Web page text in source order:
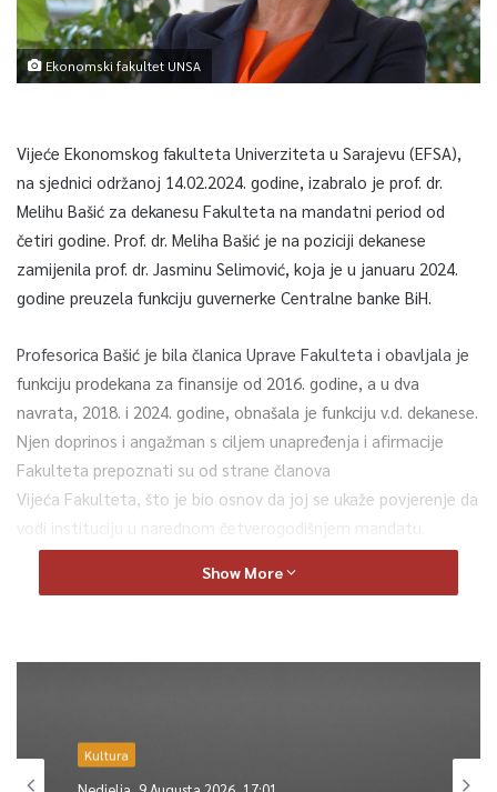
Ekonomski fakultet UNSA
Vijeće Ekonomskog fakulteta Univerziteta u Sarajevu (EFSA),
na sjednici održanoj 14.02.2024. godine, izabralo je prof. dr.
Melihu Bašić za dekanesu Fakulteta na mandatni period od
četiri godine. Prof. dr. Meliha Bašić je na poziciji dekanese
zamijenila prof. dr. Jasminu Selimović, koja je u januaru 2024.
godine preuzela funkciju guvernerke Centralne banke BiH.
Profesorica Bašić je bila članica Uprave Fakulteta i obavljala je
funkciju prodekana za finansije od 2016. godine, a u dva
navrata, 2018. i 2024. godine, obnašala je funkciju v.d. dekanese.
Njen doprinos i angažman s ciljem unapređenja i afirmacije
Fakulteta prepoznati su od strane članova
Vijeća Fakulteta, što je bio osnov da joj se ukaže povjerenje da
vodi instituciju u narednom četverogodišnjem mandatu.
U okviru profesionalne karijere, prof. dr. Meliha Bašić je bila
u BiH. Osnivačica je Centra za forenzičko računovodstvo i
članica uređivačkog odbora u časopisu ”The Journal of
Show More
Kultura